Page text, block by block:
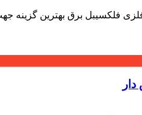
فلزی فلکسیبل برق بهترین